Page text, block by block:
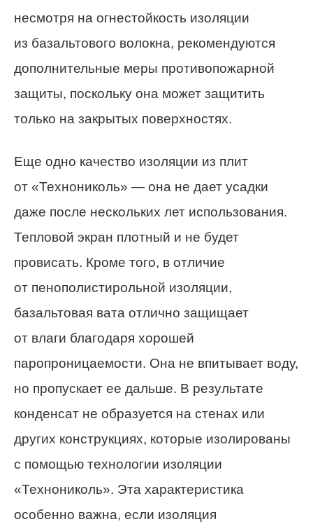
несмотря на огнестойкость изоляции
из базальтового волокна, рекомендуются
дополнительные меры противопожарной
защиты, поскольку она может защитить
только на закрытых поверхностях.
Еще одно качество изоляции из плит
от «Технониколь» — она ​​не дает усадки
даже после нескольких лет использования.
Тепловой экран плотный и не будет
провисать. Кроме того, в отличие
от пенополистирольной изоляции,
базальтовая вата отлично защищает
от влаги благодаря хорошей
паропроницаемости. Она не впитывает воду,
но пропускает ее дальше. В результате
конденсат не образуется на стенах или
других конструкциях, которые изолированы
с помощью технологии изоляции
«Технониколь». Эта характеристика
особенно важна, если изоляция